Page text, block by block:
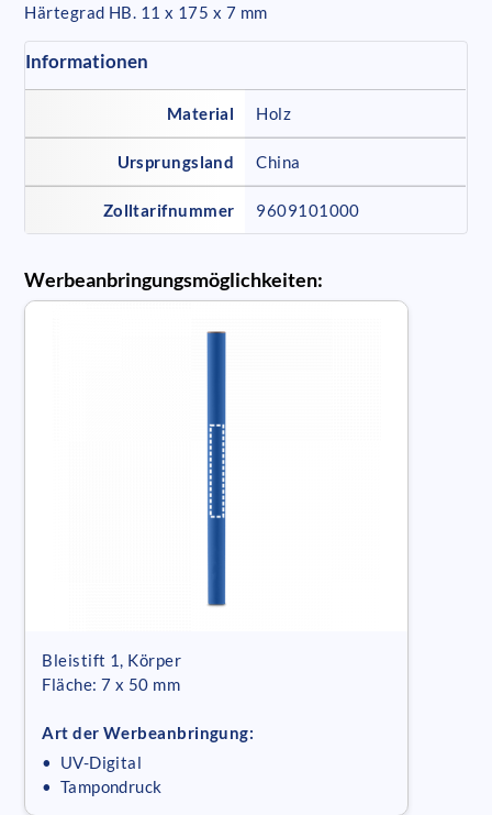
Härtegrad HB. 11 x 175 x 7 mm
Informationen
Material Holz
Ursprungsland China
Zolltarifnummer 9609101000
Werbeanbringungsmöglichkeiten:
Bleistift 1, Körper
Fläche: 7 x 50 mm
Art der Werbeanbringung:
• UV-Digital
• Tampondruck